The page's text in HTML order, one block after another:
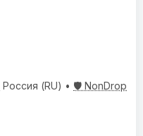
Россия (RU) • 🛡️ NonDrop